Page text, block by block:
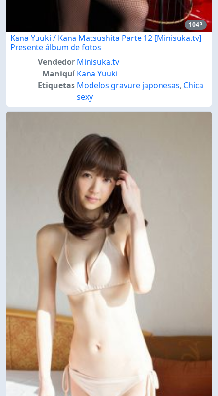
104P
Kana Yuuki / Kana Matsushita Parte 12 [Minisuka.tv]
Presente álbum de fotos
Vendedor Minisuka.tv
Maniquí Kana Yuuki
Etiquetas Modelos gravure japonesas, Chica
sexy